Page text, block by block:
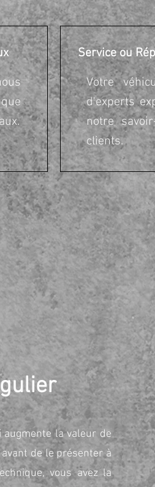
Service ou
Votre
d'experts
notre
clients.
la valeur de
de le présenter à
vous avez la